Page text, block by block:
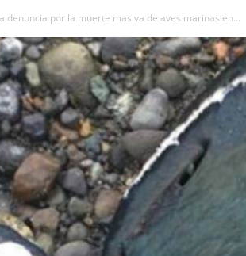
denuncia por la muerte masiva de aves marinas en...